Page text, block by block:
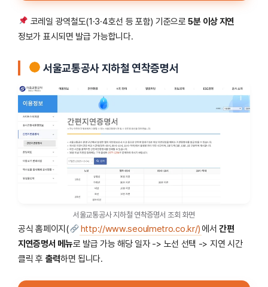
코레일 광역철도(1·3·4호선 등 포함) 기준으로5분 이상 지연
정보가 표시되면 발급 가능합니다.
서울교통공사 지하철 연착증명서
서울교통공사 지하철 연착증명서 조회 화면
공식 홈페이지( http://www.seoulmetro.co.kr/) 에서간편
지연증명서 메뉴로 발급 가능 해당 일자 -> 노선 선택 -> 지연 시간
클릭 후 출력하면 됩니다.